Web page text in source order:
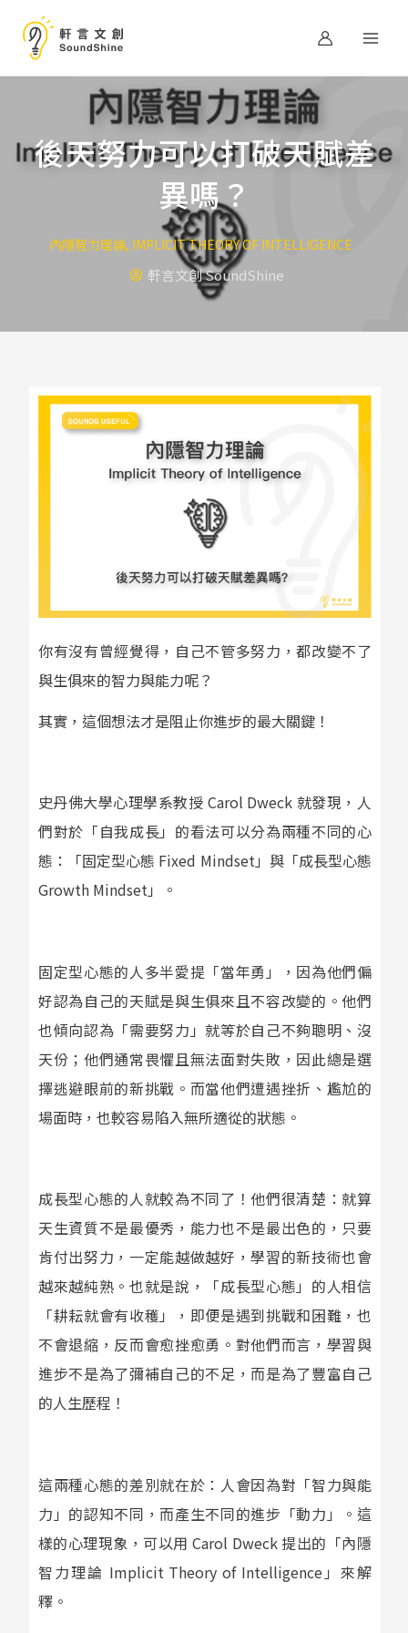
要
後天努力可以打破天賦差
異嗎？
內隱智力理論, IMPLICIT THEORY OF INTELLIGENCE
軒言文創 SoundShine
你有沒有曾經覺得，自己不管多努力，都改變不了
與生俱來的智力與能力呢？
其實，這個想法才是阻止你進步的最大關鍵！
史丹佛大學心理學系教授 Carol Dweck 就發現，人
們對於「自我成長」的看法可以分為兩種不同的心
態：「固定型心態 Fixed Mindset」與「成長型心態
Growth Mindset」。
固定型心態的人多半愛提「當年勇」，因為他們偏
好認為自己的天賦是與生俱來且不容改變的。他們
也傾向認為「需要努力」就等於自己不夠聰明、沒
天份；他們通常畏懼且無法面對失敗，因此總是選
擇逃避眼前的新挑戰。而當他們遭遇挫折、尷尬的
場面時，也較容易陷入無所適從的狀態。
成長型心態的人就較為不同了！他們很清楚：就算
天生資質不是最優秀，能力也不是最出色的，只要
肯付出努力，一定能越做越好，學習的新技術也會
越來越純熟。也就是說，「成長型心態」的人相信
「耕耘就會有收穫」，即便是遇到挑戰和困難，也
不會退縮，反而會愈挫愈勇。對他們而言，學習與
進步不是為了彌補自己的不足，而是為了豐富自己
的人生歷程！
這兩種心態的差別就在於：人會因為對「智力與能
力」的認知不同，而產生不同的進步「動力」。這
樣的心理現象，可以用 Carol Dweck 提出的「內隱
智力理論 Implicit Theory of Intelligence」來解
釋。